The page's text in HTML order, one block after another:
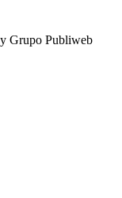
Grupo Publiweb